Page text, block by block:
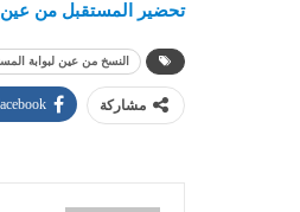
تحضير المستقبل من عين
النسخ من عين لبوابة
مشاركة